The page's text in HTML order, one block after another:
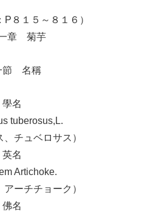
P８１５～８１６）
章 菊芋
節 名稱
學名
tuberosus,L.
チュベロサス）
英名
Artichoke.
ーチチョーク）
佛名